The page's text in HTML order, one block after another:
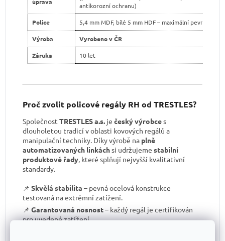
antikorozní ochranu)
Police 5,4 mm MDF, bílé 5 mm HDF – maximální pevnost
Výroba Vyrobeno v ČR
Záruka 10 let
Proč zvolit policové regály RH od TRESTLES?
Společnost TRESTLES a.s. je český výrobces
dlouholetou tradicí v oblasti kovových regálů a
manipulační techniky. Díky výrobě na plně
automatizovaných linkáchsi udržujeme stabilní
produktové řady, které splňují nejvyšší kvalitativní
standardy.
📌 Skvělá stabilita – pevná ocelová konstrukce
testovaná na extrémní zatížení.
📌 Garantovaná nosnost– každý regál je certifikován
pro uvedené zatížení.